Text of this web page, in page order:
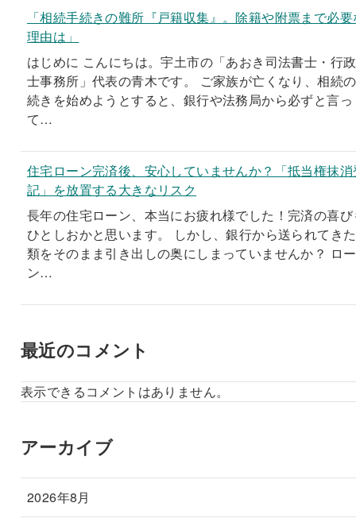
「相続手続きの難所『戸籍収集』。除籍や附票まで必
理由は」
はじめに こんにちは。宇土市の「あおき司法書士・行
士事務所」代表の青木です。 ご家族が亡くなり、相続
続きを始めようとすると、銀行や法務局から必ずと言っ
て…
住宅ローン完済後、安心していませんか？「抵当権抹消
記」を放置する大きなリスク
長年の住宅ローン、本当にお疲れ様でした！完済の喜び
ひとしおかと思います。 しかし、銀行から送られてき
類をそのまま引き出しの奥にしまっていませんか？ ロー
ン…
最近のコメント
表示できるコメントはありません。
アーカイブ
2026年8月